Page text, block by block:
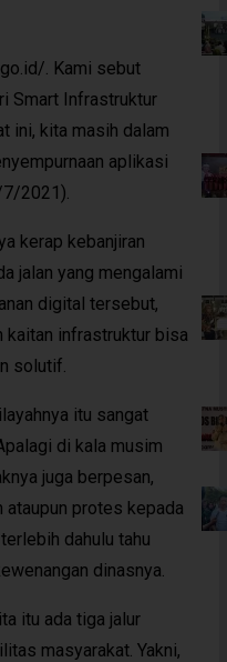
. Kami sebut
Smart Infrastruktur
ini, kita masih dalam
aplikasi
2021).
kerap kebanjiran
jalan yang mengalami
digital tersebut,
kaitan infrastruktur bisa
solutif.
itu sangat
di kala musim
juga berpesan,
ataupun protes kepada
dahulu tahu
dinasnya.
itu ada tiga jalur
masyarakat. Yakni,